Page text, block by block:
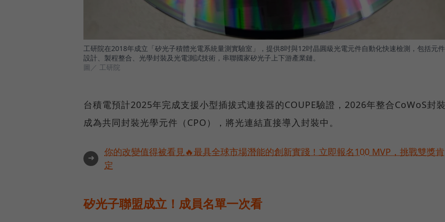
工研院在2018年成立「矽光子積體光電系統量測實驗室」，提供8吋與12吋晶圓級光電元件自動化快速檢測，包括元件
設計、製程整合、光學封裝及光電測試技術，串聯國家矽光子上下游產業鏈。
圖／ 工研院
台積電預計2025年完成支援小型插拔式連接器的COUPE驗證，2026年整合CoWoS封
成為共同封裝光學元件（CPO），將光連結直接導入封裝中。
➜
你的改變值得被看見🔥最具全球市場潛能的創新實踐！立即報名100 MVP，挑戰雙獎肯
定
矽光子聯盟成立！成員名單一次看